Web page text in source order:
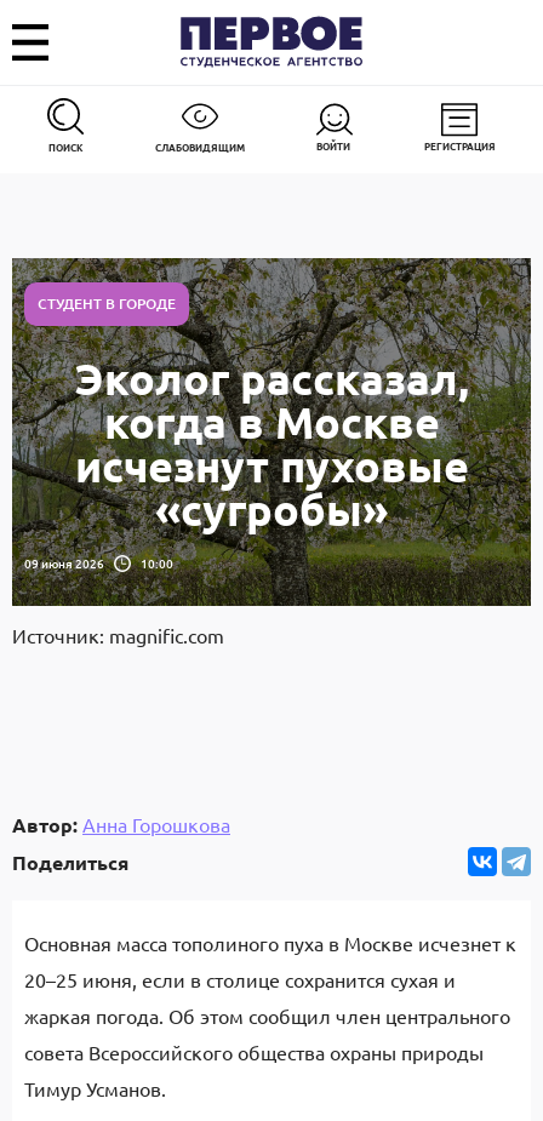
ПОИСК СЛАБОВИДЯЩИМ ВОЙТИ РЕГИСТРАЦИЯ
СТУДЕНТ В ГОРОДЕ
Эколог рассказал,
когда в Москве
исчезнут пуховые
«сугробы»
09 июня 2026 10:00
Источник: magnific.com
Автор: Анна Горошкова
Поделиться
Основная масса тополиного пуха в Москве исчезнет к
20–25 июня, если в столице сохранится сухая и
жаркая погода. Об этом сообщил член центрального
совета Всероссийского общества охраны природы
Тимур Усманов.